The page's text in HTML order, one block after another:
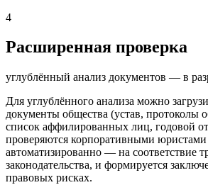
4
Расширенная проверка
углублённый анализ документов — в
Для углублённого анализа можно
документы общества (устав, протоколы
список аффилированных лиц, годовой
проверяются корпоративными
автоматизированно — на соответствие
законодательства, и формируется
правовых рисках.